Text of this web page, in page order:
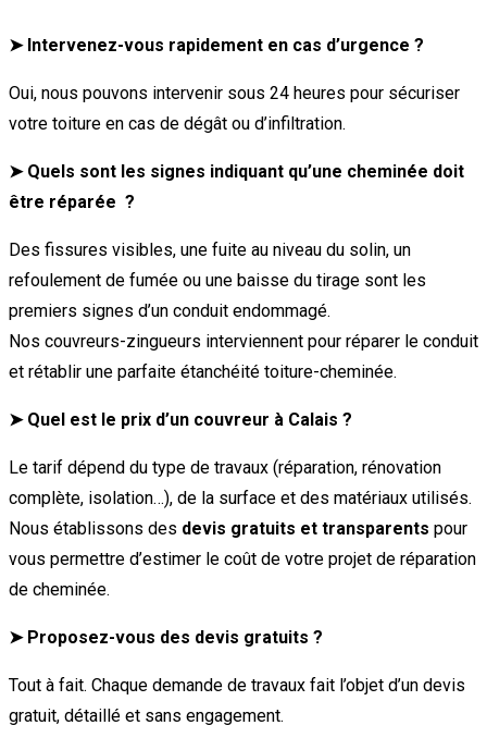
➤ Intervenez-vous rapidement en cas d’urgence ?
Oui, nous pouvons intervenir sous 24 heures pour sécuriser
votre toiture en cas de dégât ou d’infiltration.
➤ Quels sont les signes indiquant qu’une cheminée doit
être réparée ?
Des fissures visibles, une fuite au niveau du solin, un
refoulement de fumée ou une baisse du tirage sont les
premiers signes d’un conduit endommagé.
Nos couvreurs-zingueurs interviennent pour réparer le conduit
et rétablir une parfaite étanchéité toiture-cheminée.
➤ Quel est le prix d’un couvreur à Calais ?
Le tarif dépend du type de travaux (réparation, rénovation
complète, isolation…), de la surface et des matériaux utilisés.
Nous établissons des devis gratuits et transparents pour
vous permettre d’estimer le coût de votre projet de réparation
de cheminée.
➤ Proposez-vous des devis gratuits ?
Tout à fait. Chaque demande de travaux fait l’objet d’un devis
gratuit, détaillé et sans engagement.